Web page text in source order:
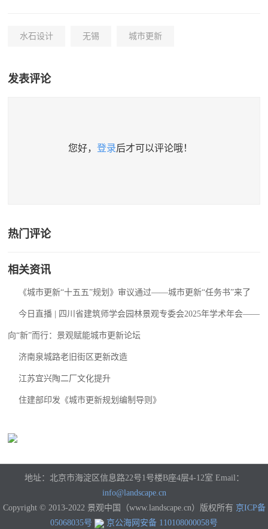
水石设计 无锡 城市更新
发表评论
您好， 登录后才可以评论哦！
热门评论
相关资讯
《城市更新“十五五”规划》审议通过——城市更新“任务书”来了
今日直播 | 四川省建筑师学会园林景观专委会2025年学术年会——
向“新”而行：景观赋能城市更新论坛
济南泉城路老旧街区更新改造
江苏宜兴陶二厂文化提升
住建部印发《城市更新规划编制导则》
地址：北京市海淀区信息路22号1号楼B座4层4-12室 Email：
info@landscape.cn
Copyright © 2013-2022 景观中国（www.landscape.cn）版权所有 京ICP备
05068035号
京公海网安备 110108000058号